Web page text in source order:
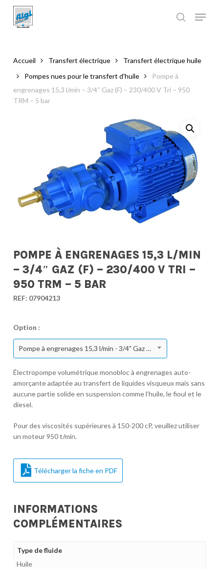
main
Accueil Transfert électrique
Transfert électrique huile
Pompes nues pour le transfert d'huile
Pompe à
engrenages 15,3 l/min – 3/4″ Gaz (F) – 230/400 V Tri – 950
TRM – 5 bar
POMPE À ENGRENAGES 15,3 L/MIN
– 3/4″ GAZ (F) – 230/400 V TRI –
950 TRM – 5 BAR
REF: 07904213
Option :
Pompe à engrenages 15,3 l/min - 3/4" Gaz (F) - 230/400 V Tri - 950 TRM - 5 bar
Électropompe volumétrique monobloc à engrenages auto-
amorçante adaptée au transfert de liquides visqueux mais sans
aucune partie solide en suspension comme l’huile, le fioul et le
diesel.
Pour des viscosités supérieures à 150-200 cP, veuillez utiliser
un moteur 950 t/min.
Télécharger la fiche en PDF
INFORMATIONS
COMPLÉMENTAIRES
Type de fluide
Huile